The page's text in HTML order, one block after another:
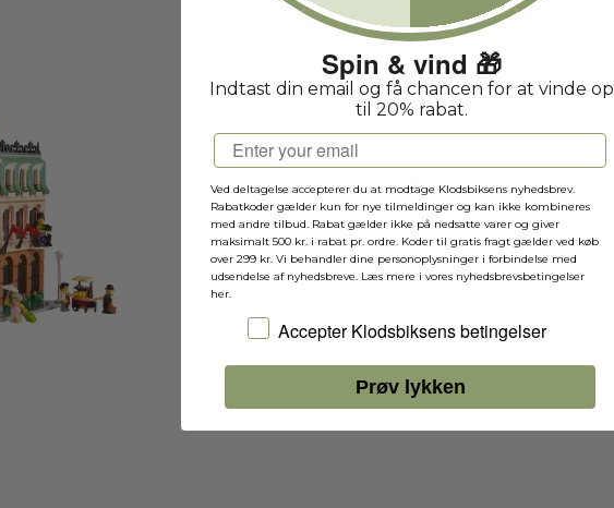
10297 - Hyggeligt Hotel
10297B
Spin & vind 🎁
Indtast din email og få chancen for at vinde op
til 20% rabat.
Email
Ved deltagelse accepterer du at modtage Klodsbiksens nyhedsbrev.
Rabatkoder gælder kun for nye tilmeldinger og kan ikke kombineres
med andre tilbud. Rabat gælder ikke på nedsatte varer og giver
maksimalt 500 kr. i rabat pr. ordre. Koder til gratis fragt gælder ved køb
over 299 kr. Vi behandler dine personoplysninger i forbindelse med
udsendelse af nyhedsbreve. Læs mere i vores nyhedsbrevsbetingelser
her.
Jeg accepterer Klodsbiksens betingelser
Accepter Klodsbiksens betingelser
Prøv lykken